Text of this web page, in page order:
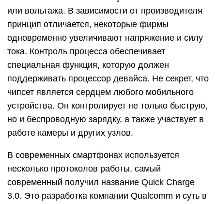
или вольтажа. В зависимости от производителя
принцип отличается, некоторые фирмы
одновременно увеличивают напряжение и силу
тока. Контроль процесса обеспечивает
специальная функция, которую должен
поддерживать процессор девайса. Не секрет, что
чипсет является сердцем любого мобильного
устройства. Он контролирует не только быструю,
но и беспроводную зарядку, а также участвует в
работе камеры и других узлов.
В современных смартфонах используется
несколько протоколов работы, самый
современный получил название Quick Charge
3.0. Это разработка компании Qualcomm и суть в